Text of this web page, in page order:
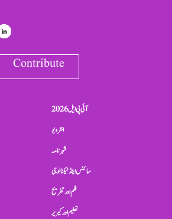
Contribute
آئی پی ایل 2026
انٹرویو
شہرنامہ
سائنس اینڈ ٹیکنالوجی
فلم اور تفریح
تعلیم اور کیریر